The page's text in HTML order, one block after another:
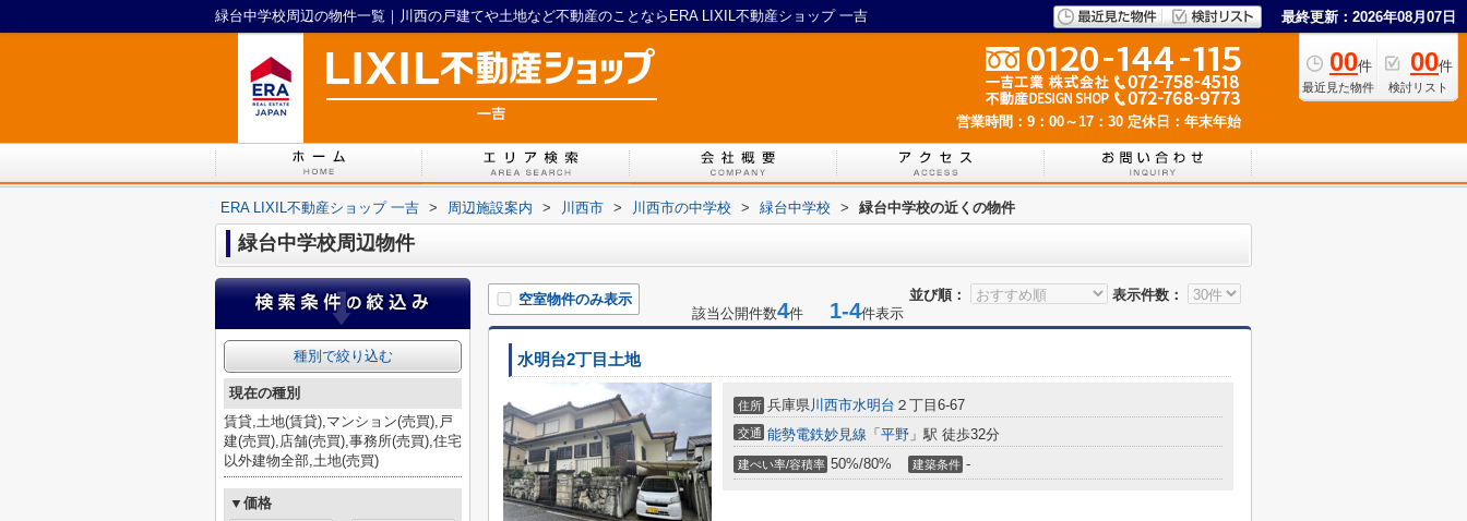
緑台中学校周辺の物件一覧｜川西の戸建てや土地など不動産のことならERA LIXIL不動産ショップ 一吉 最終更新：2026年08月07日
00件
最近見た物件
00件
検討リスト
営業時間：9：00～17：30 定休日：年末年始
ERA LIXIL不動産ショップ 一吉 > 周辺施設案内 > 川西市 > 川西市の中学校 > 緑台中学校 > 緑台中学校の近くの物件
緑台中学校周辺物件
並び順： 表示件数：
空室物件のみ表示
該当公開件数4件 1-4件表示
水明台2丁目土地
住所 兵庫県川西市水明台 ２丁目6-67
交通 能勢電鉄妙見線 「 平野 」駅 徒歩32分
建ぺい率/容積率 50%/80% 建築条件 -
種別で絞り込む
現在の種別
賃貸,土地(賃貸),マンション(売買),戸
建(売買),店舗(売買),事務所(売買),住宅
以外建物全部,土地(売買)
▼価格